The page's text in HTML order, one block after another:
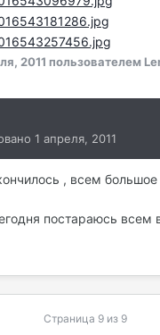
2011 пользователем
1 апреля, 2011
, всем
постараюсь всем
Страница 9 из 9